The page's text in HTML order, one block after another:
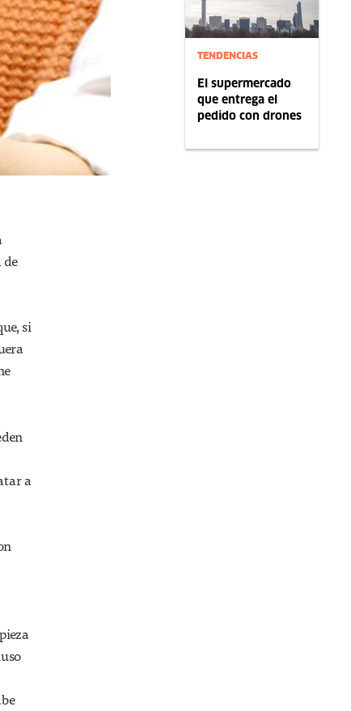
TENDENCIAS
El supermercado
que entrega el
pedido con drones
de
si
a